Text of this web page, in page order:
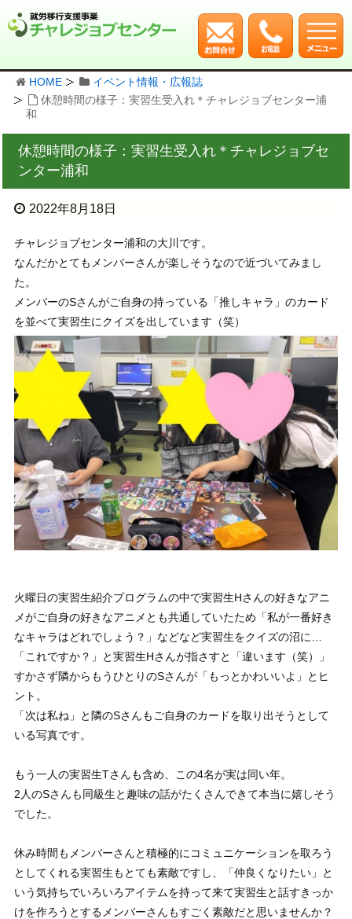
HOME
イベント情報・広報誌
休憩時間の様子：実習生受入れ＊チャレジョブセンター浦
和
休憩時間の様子：実習生受入れ＊チャレジョブセ
ンター浦和
2022年8月18日
チャレジョブセンター浦和の大川です。
なんだかとてもメンバーさんが楽しそうなので近づいてみまし
た。
メンバーのSさんがご自身の持っている「推しキャラ」のカード
を並べて実習生にクイズを出しています（笑）
火曜日の実習生紹介プログラムの中で実習生Hさんの好きなアニ
メがご自身の好きなアニメとも共通していたため「私が一番好き
なキャラはどれでしょう？」などなど実習生をクイズの沼に…
「これですか？」と実習生Hさんが指さすと「違います（笑）」
すかさず隣からもうひとりのSさんが「もっとかわいいよ」とヒ
ント。
「次は私ね」と隣のSさんもご自身のカードを取り出そうとして
いる写真です。
もう一人の実習生Tさんも含め、この4名が実は同い年。
2人のSさんも同級生と趣味の話がたくさんできて本当に嬉しそう
でした。
休み時間もメンバーさんと積極的にコミュニケーションを取ろう
としてくれる実習生もとても素敵ですし、「仲良くなりたい」と
いう気持ちでいろいろアイテムを持って来て実習生と話すきっか
けを作ろうとするメンバーさんもすごく素敵だと思いませんか？